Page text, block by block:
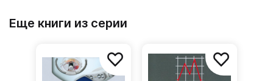
Еще книги из серии